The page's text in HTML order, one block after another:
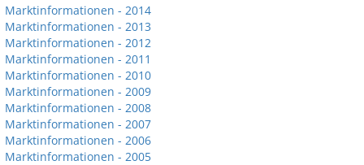
Marktinformationen - 2014
Marktinformationen - 2013
Marktinformationen - 2012
Marktinformationen - 2011
Marktinformationen - 2010
Marktinformationen - 2009
Marktinformationen - 2008
Marktinformationen - 2007
Marktinformationen - 2006
Marktinformationen - 2005